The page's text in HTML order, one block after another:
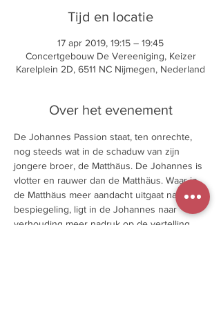
Tijd en locatie
17 apr 2019, 19:15 – 19:45
Concertgebouw De Vereeniging, Keizer
Karelplein 2D, 6511 NC Nijmegen, Nederland
Over het evenement
De Johannes Passion staat, ten onrechte,
nog steeds wat in de schaduw van zijn
jongere broer, de Matthäus. De Johannes is
vlotter en rauwer dan de Matthäus. Waar in
de Matthäus meer aandacht uitgaat naar
bespiegeling, ligt in de Johannes naar
verhouding meer nadruk op de vertelling